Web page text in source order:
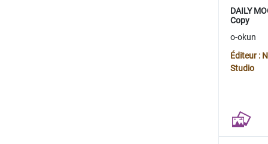
DAILY
Copy
o-okun
Éditeur :
Studio